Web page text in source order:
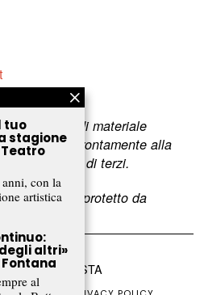
nell’uso di materiale
prontamente alla
dei diritti di terzi.
sito web è protetto da
RIVISTA
tuo
stagione
con la
artistica
altri»
al